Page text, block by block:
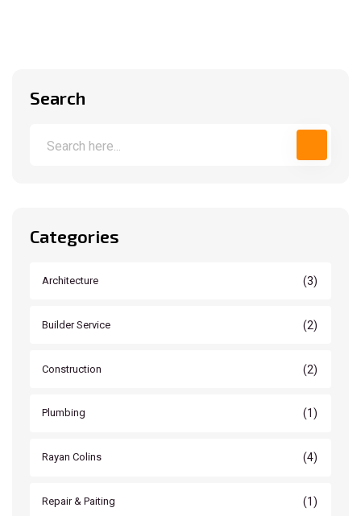
Search
Categories
Architecture (3)
Builder Service (2)
Construction (2)
Plumbing (1)
Rayan Colins (4)
Repair & Paiting (1)